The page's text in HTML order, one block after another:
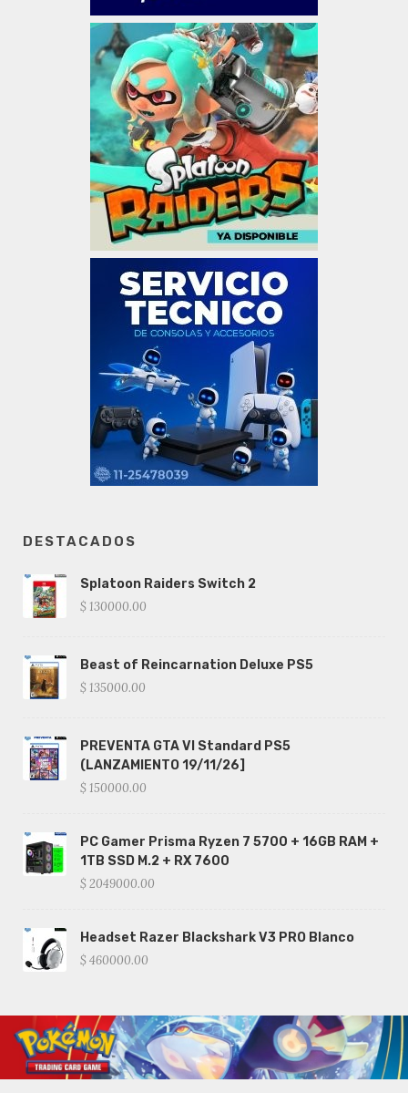
DESTACADOS
Splatoon Raiders Switch 2
$ 130000.00
Beast of Reincarnation Deluxe PS5
$ 135000.00
PREVENTA GTA VI Standard PS5
(LANZAMIENTO 19/11/26]
$ 150000.00
PC Gamer Prisma Ryzen 7 5700 + 16GB RAM +
1TB SSD M.2 + RX 7600
$ 2049000.00
Headset Razer Blackshark V3 PRO Blanco
$ 460000.00